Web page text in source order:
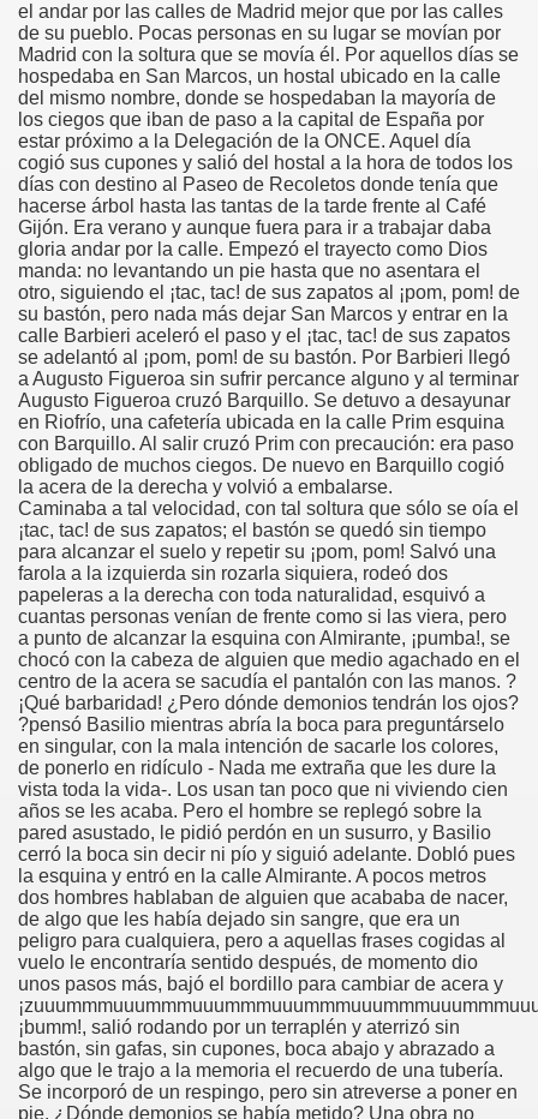
el andar por las calles de Madrid mejor que por las calles
de su pueblo. Pocas personas en su lugar se movían por
Madrid con la soltura que se movía él. Por aquellos días se
hospedaba en San Marcos, un hostal ubicado en la calle
del mismo nombre, donde se hospedaban la mayoría de
los ciegos que iban de paso a la capital de España por
estar próximo a la Delegación de la ONCE. Aquel día
cogió sus cupones y salió del hostal a la hora de todos los
días con destino al Paseo de Recoletos donde tenía que
hacerse árbol hasta las tantas de la tarde frente al Café
Gijón. Era verano y aunque fuera para ir a trabajar daba
gloria andar por la calle. Empezó el trayecto como Dios
manda: no levantando un pie hasta que no asentara el
otro, siguiendo el ¡tac, tac! de sus zapatos al ¡pom, pom! de
su bastón, pero nada más dejar San Marcos y entrar en la
calle Barbieri aceleró el paso y el ¡tac, tac! de sus zapatos
se adelantó al ¡pom, pom! de su bastón. Por Barbieri llegó
a Augusto Figueroa sin sufrir percance alguno y al terminar
Augusto Figueroa cruzó Barquillo. Se detuvo a desayunar
en Riofrío, una cafetería ubicada en la calle Prim esquina
con Barquillo. Al salir cruzó Prim con precaución: era paso
obligado de muchos ciegos. De nuevo en Barquillo cogió
la acera de la derecha y volvió a embalarse.
Caminaba a tal velocidad, con tal soltura que sólo se oía el
¡tac, tac! de sus zapatos; el bastón se quedó sin tiempo
para alcanzar el suelo y repetir su ¡pom, pom! Salvó una
farola a la izquierda sin rozarla siquiera, rodeó dos
papeleras a la derecha con toda naturalidad, esquivó a
cuantas personas venían de frente como si las viera, pero
a punto de alcanzar la esquina con Almirante, ¡pumba!, se
chocó con la cabeza de alguien que medio agachado en el
centro de la acera se sacudía el pantalón con las manos. ?
¡Qué barbaridad! ¿Pero dónde demonios tendrán los ojos?
?pensó Basilio mientras abría la boca para preguntárselo
en singular, con la mala intención de sacarle los colores,
de ponerlo en ridículo - Nada me extraña que les dure la
vista toda la vida-. Los usan tan poco que ni viviendo cien
años se les acaba. Pero el hombre se replegó sobre la
pared asustado, le pidió perdón en un susurro, y Basilio
cerró la boca sin decir ni pío y siguió adelante. Dobló pues
la esquina y entró en la calle Almirante. A pocos metros
dos hombres hablaban de alguien que acababa de nacer,
de algo que les había dejado sin sangre, que era un
peligro para cualquiera, pero a aquellas frases cogidas al
vuelo le encontraría sentido después, de momento dio
unos pasos más, bajó el bordillo para cambiar de acera y
¡bumm!, salió rodando por un terraplén y aterrizó sin
bastón, sin gafas, sin cupones, boca abajo y abrazado a
algo que le trajo a la memoria el recuerdo de una tubería.
Se incorporó de un respingo, pero sin atreverse a poner en
pie. ¿Dónde demonios se había metido? Una obra no
Todos (Pedro Zurita)
Borrás)
Social, Córdoba 03-03-09 (Pedro A. Zurita)
de Sor Sacramento)
Elissalde)
1ª Escuela de Ciegos Que Hubo en España (Jesús
06-09 (Pedro Zurita)
(Francisco Javier Bernal García)
(Roberto Enjuto)
Fundamento Y Sentimientos (Samuel Rodríguez
(Rogelio Muñoz Martínez)
la Luz (Alberto Gil)
(Francesc Miñana)
Suárez Santana)
no latino (Pedro Zurita)
Zurita, Ex Secretario Unión Mundial de Ciegos (Pedro
Ex Secretari Unió Mundial de Cecs, català (Pedro
del Monumento a Luis Braille, 1980 (editora
Baquero, Conferencia (David López)